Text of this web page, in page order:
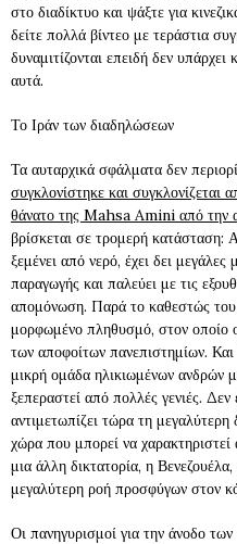
στο διαδίκτυο και ψάξτε για
δείτε πολλά βίντεο με τεράστια
δυναμιτίζονται επειδή δεν
αυτά.
Το Ιράν των διαδηλώσεων
Τα αυταρχικά σφάλματα δεν
συγκλονίστηκε και συγκλονίζεται
θάνατο της Mahsa Amini από την
βρίσκεται σε τρομερή κατάσταση:
ξεμένει από νερό, έχει δει
παραγωγής και παλεύει με τις
απομόνωση. Παρά το καθεστώς του
μορφωμένο πληθυσμό, στον οποίο
των αποφοίτων πανεπιστημίων.
μικρή ομάδα ηλικιωμένων ανδρών
ξεπεραστεί από πολλές γενιές.
αντιμετωπίζει τώρα τη
χώρα που μπορεί να χαρακτηριστεί
μια άλλη δικτατορία, η
μεγαλύτερη ροή προσφύγων στον
Οι πανηγυρισμοί για την άνοδο